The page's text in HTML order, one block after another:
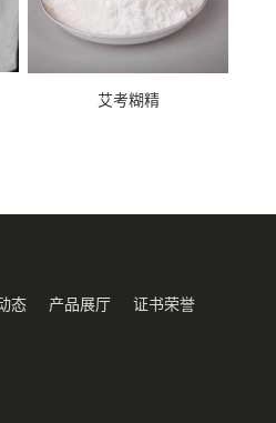
艾考糊精
态 产品展厅 证书荣誉